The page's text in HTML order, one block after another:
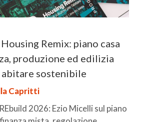
Remix: piano casa
produzione ed edilizia
sostenibile
Capritti
2026: Ezio Micelli sul piano